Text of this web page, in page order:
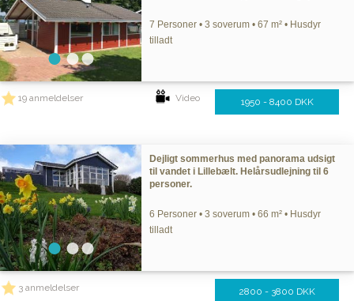
7 Personer • 3 soverum • 67 m² • Husdyr
tilladt
19 anmeldelser Video 1950 - 8400 DKK
Dejligt sommerhus med panorama udsigt
til vandet i Lillebælt. Helårsudlejning til 6
personer.
6 Personer • 3 soverum • 66 m² • Husdyr
tilladt
3 anmeldelser 2800 - 3800 DKK